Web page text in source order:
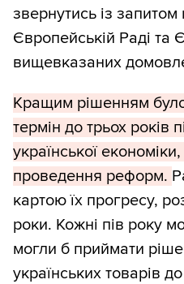
звернутись із
Європейській Раді та
вищевказаних
Кращим рішенням
термін до трьох років
української
проведення реформ.
картою їх прогресу,
роки. Кожні пів року
могли б приймати
українських товарів